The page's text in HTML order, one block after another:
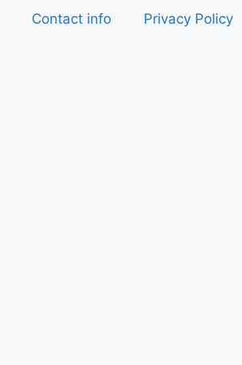
Contact info Privacy Policy